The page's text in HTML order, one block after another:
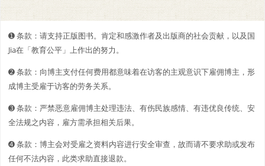
➊️ 条款：请支持正版图书。肯定和感激作者及出版商的社会贡献，以及国
Jia在「教育公平」上作出的努力。
➋️️ 条款：向博主支付任何费用都意味着在访客的主观意识下雇佣博主，形
成博主受雇于访客的劳务关系。
➌ 条款：严禁恶意雇佣博主处理违法、有伤民族感情、有违优良传统、安
全法规之内容，雇方需承担相关后果。
➍ 条款：博主会对受雇之资料内容进行安全审查，故而请不要求助或发布
任何不法内容，此类求助直接退款。